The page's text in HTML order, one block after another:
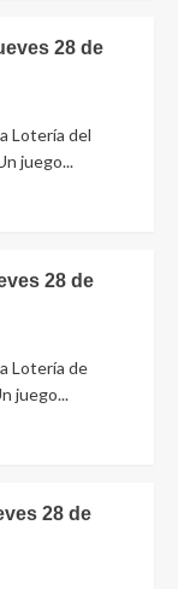
28 de
Lotería del
juego...
28 de
Lotería de
juego...
28 de